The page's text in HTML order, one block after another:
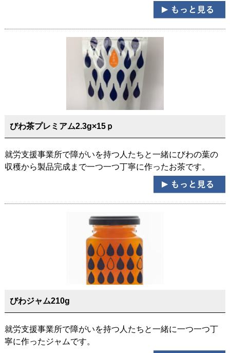
びわ茶プレミアム2.3g×15ｐ
就労支援事業所で障がいを持つ人たちと一緒にびわの葉の
収穫から製品完成まで一つ一つ丁寧に作ったお茶です。
びわジャム210g
就労支援事業所で障がいを持つ人たちと一緒に一つ一つ丁
寧に作ったジャムです。